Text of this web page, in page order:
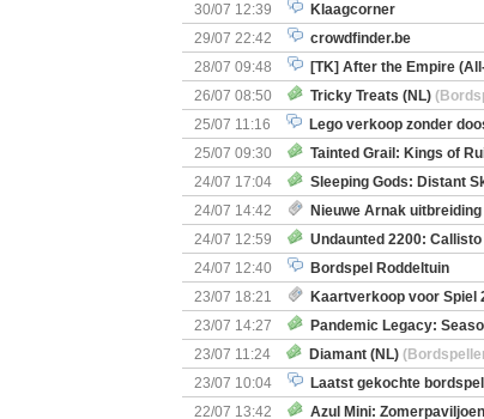
30/07 12:39
Klaagcorner
29/07 22:42
crowdfinder.be
28/07 09:48
[TK] After the Empire
26/07 08:50
Tricky Treats (NL)
25/07 11:16
Lego verkoop zonder
25/07 09:30
Tainted Grail: Kings of
Uitbreiding: Wyrd Encounters
24/07 17:04
Sleeping Gods: Distant
(Bordspellen)
24/07 14:42
Nieuwe Arnak
Surprise Shipments
24/07 12:59
Undaunted 2200: Callisto
(Bordspellen)
24/07 12:40
Bordspel Roddeltuin
23/07 18:21
Kaartverkoop voor Spiel
start
23/07 14:27
Pandemic Legacy:
(Bordspellen)
23/07 11:24 Diamant (NL)
23/07 10:04
Laatst gekochte bordspel
22/07 13:42
Azul Mini: Zomerpaviljoen